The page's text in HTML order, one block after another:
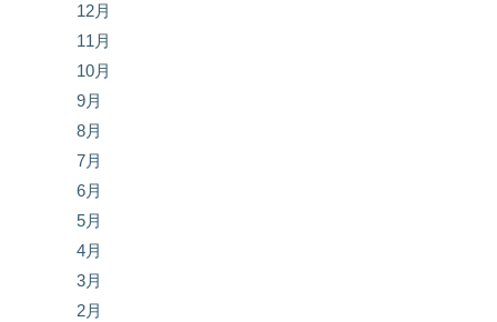
12月
11月
10月
9月
8月
7月
6月
5月
4月
3月
2月